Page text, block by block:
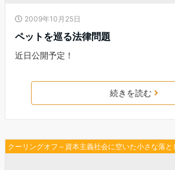
2009年10月25日
ペットを巡る法律問題
近日公開予定！
続きを読む
クーリングオフ～資本主義社会に空いた小さな落